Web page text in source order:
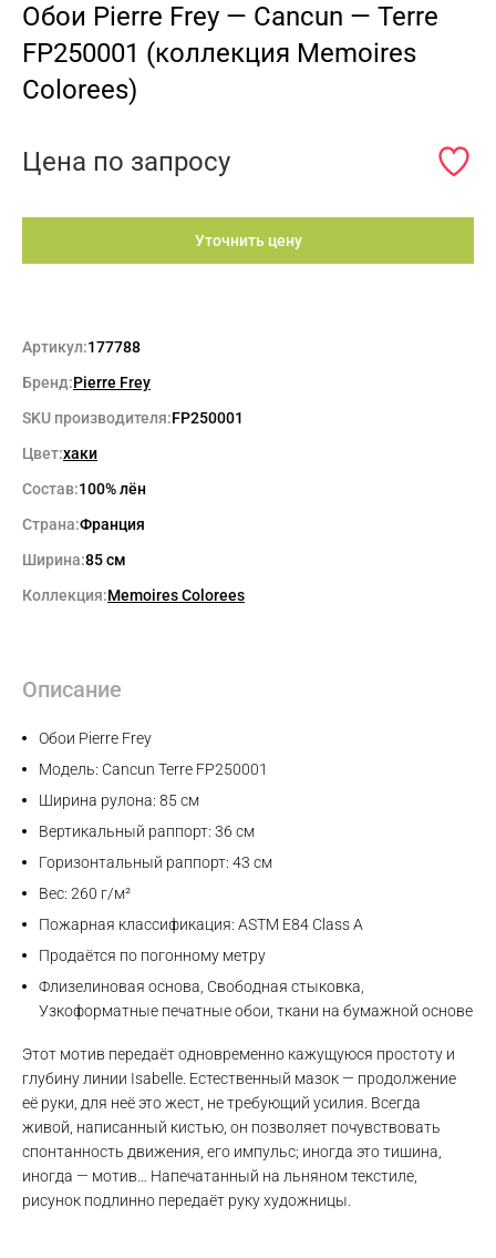
Обои Pierre Frey — Cancun — Terre
FP250001 (коллекция Memoires
Colorees)
Цена по запросу
Уточнить цену
Артикул:177788
Бренд:Pierre Frey
SKU производителя:FP250001
Цвет:хаки
Состав:100% лён
Страна:Франция
Ширина:85 см
Коллекция:Memoires Colorees
Описание
Обои Pierre Frey
Модель: Cancun Terre FP250001
Ширина рулона: 85 см
Вертикальный раппорт: 36 см
Горизонтальный раппорт: 43 см
Вес: 260 г/м²
Пожарная классификация: ASTM E84 Class A
Продаётся по погонному метру
Флизелиновая основа, Свободная стыковка,
Узкоформатные печатные обои, ткани на бумажной основе
Этот мотив передаёт одновременно кажущуюся простоту и
глубину линии Isabelle. Естественный мазок — продолжение
её руки, для неё это жест, не требующий усилия. Всегда
живой, написанный кистью, он позволяет почувствовать
спонтанность движения, его импульс; иногда это тишина,
иногда — мотив… Напечатанный на льняном текстиле,
рисунок подлинно передаёт руку художницы.